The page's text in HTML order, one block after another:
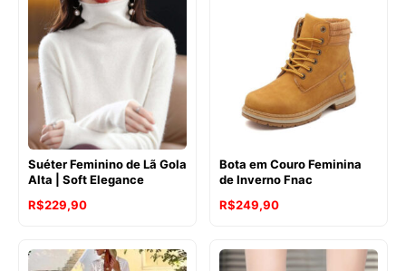
Suéter Feminino de Lã Gola
Alta | Soft Elegance
R$229,90
Bota em Couro Feminina
de Inverno Fnac
R$249,90